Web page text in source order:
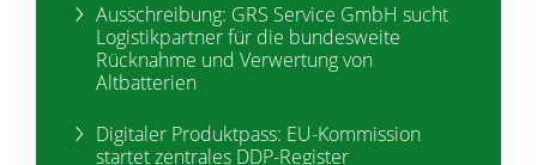
Ausschreibung: GRS Service GmbH sucht
Logistikpartner für die bundesweite
Rücknahme und Verwertung von
Altbatterien
Digitaler Produktpass: EU-Kommission
startet zentrales DDP-Register